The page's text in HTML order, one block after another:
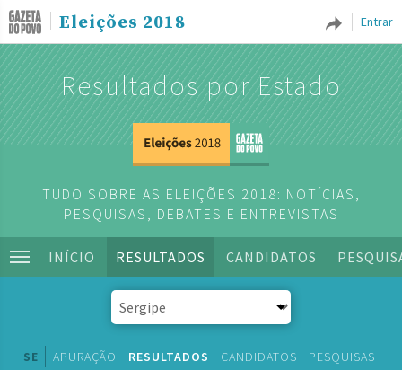
Entrar
Eleições 2018
Resultados por Estado
TUDO SOBRE AS ELEIÇÕES 2018: NOTÍCIAS,
PESQUISAS, DEBATES E ENTREVISTAS
INÍCIO RESULTADOS CANDIDATOS
SE APURAÇÃO RESULTADOS CANDIDATOS PESQUISAS